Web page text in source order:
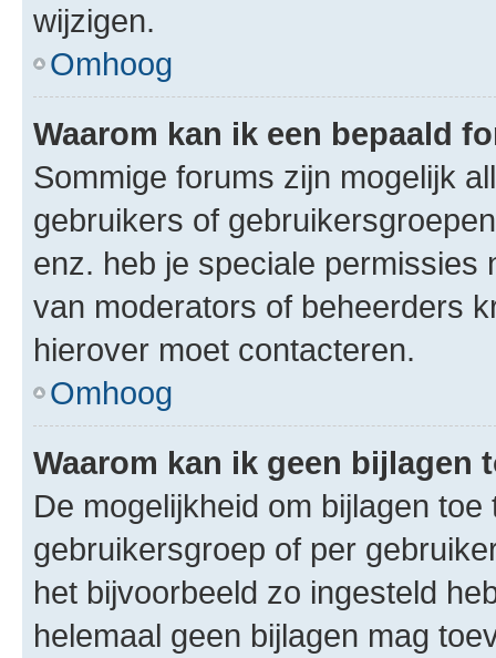
wijzigen.
Omhoog
Waarom kan ik een bepaald
Sommige forums zijn mogelijk
gebruikers of
enz. heb je speciale permissies
van moderators of beheerders
hierover moet contacteren.
Omhoog
Waarom kan ik geen bijlagen
De mogelijkheid om bijlagen
gebruikersgroep of per
het bijvoorbeeld zo ingesteld
helemaal geen bijlagen mag